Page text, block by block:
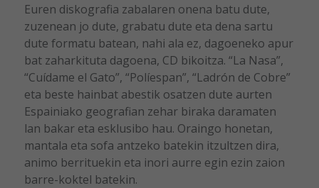
Euren diskografia zabalaren onena batu dute,
zuzenean jo dute, grabatu dute eta dena sartu
dute formatu batean, nahi ala ez, dagoeneko apur
bat zaharkituta dagoena, CD bikoitza. “La Nasa”,
“Cuídame el Gato”, “Políespan”, “Ladrón de Cobre”
eta beste hainbat abestik osatzen dute aurten
Espainiako geografian zehar biraka daramaten
lan bakar eta esklusibo hau. Oraingo honetan,
mantala eta sofa antzeko batekin itzultzen dira,
animo berrituekin eta inori aurre egin ezin zaion
barre-koktel batekin.